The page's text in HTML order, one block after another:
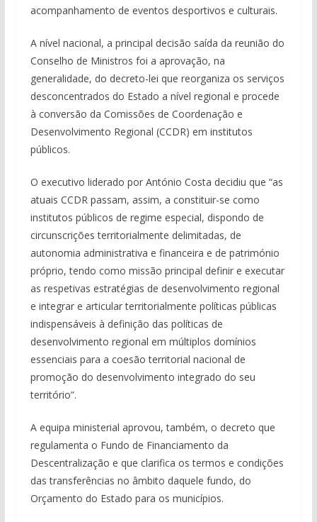
acompanhamento de eventos desportivos e culturais.
A nível nacional, a principal decisão saída da reunião do
Conselho de Ministros foi a aprovação, na
generalidade, do decreto-lei que reorganiza os serviços
desconcentrados do Estado a nível regional e procede
à conversão da Comissões de Coordenação e
Desenvolvimento Regional (CCDR) em institutos
públicos.
O executivo liderado por António Costa decidiu que “as
atuais CCDR passam, assim, a constituir-se como
institutos públicos de regime especial, dispondo de
circunscrições territorialmente delimitadas, de
autonomia administrativa e financeira e de património
próprio, tendo como missão principal definir e executar
as respetivas estratégias de desenvolvimento regional
e integrar e articular territorialmente políticas públicas
indispensáveis à definição das políticas de
desenvolvimento regional em múltiplos domínios
essenciais para a coesão territorial nacional de
promoção do desenvolvimento integrado do seu
território”.
A equipa ministerial aprovou, também, o decreto que
regulamenta o Fundo de Financiamento da
Descentralização e que clarifica os termos e condições
das transferências no âmbito daquele fundo, do
Orçamento do Estado para os municípios.